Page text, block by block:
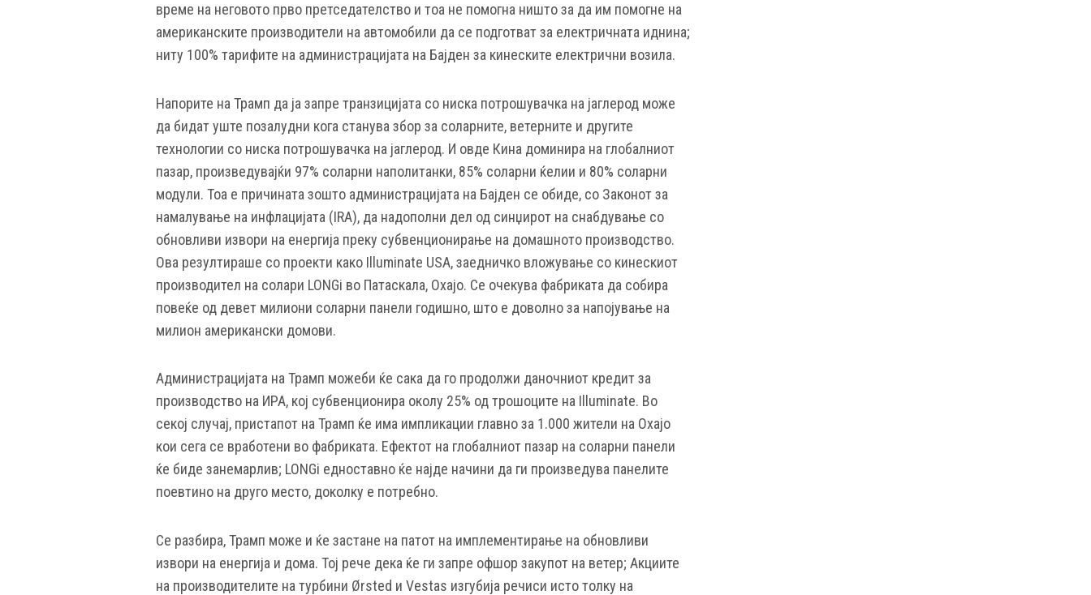
време на неговото прво претседателство и тоа не помогна ништо за да им помогне на
американските производители на автомобили да се подготват за електричната иднина;
ниту 100% тарифите на администрацијата на Бајден за кинеските електрични возила.
Напорите на Трамп да ја запре транзицијата со ниска потрошувачка на јаглерод може
да бидат уште позалудни кога станува збор за соларните, ветерните и другите
технологии со ниска потрошувачка на јаглерод. И овде Кина доминира на глобалниот
пазар, произведувајќи 97% соларни наполитанки, 85% соларни ќелии и 80% соларни
модули. Тоа е причината зошто администрацијата на Бајден се обиде, со Законот за
намалување на инфлацијата (IRA), да надополни дел од синџирот на снабдување со
обновливи извори на енергија преку субвенционирање на домашното производство.
Ова резултираше со проекти како Illuminate USA, заедничко вложување со кинескиот
производител на солари LONGi во Патаскала, Охајо. Се очекува фабриката да собира
повеќе од девет милиони соларни панели годишно, што е доволно за напојување на
милион американски домови.
Администрацијата на Трамп можеби ќе сака да го продолжи даночниот кредит за
производство на ИРА, кој субвенционира околу 25% од трошоците на Illuminate. Во
секој случај, пристапот на Трамп ќе има импликации главно за 1.000 жители на Охајо
кои сега се вработени во фабриката. Ефектот на глобалниот пазар на соларни панели
ќе биде занемарлив; LONGi едноставно ќе најде начини да ги произведува панелите
поевтино на друго место, доколку е потребно.
Се разбира, Трамп може и ќе застане на патот на имплементирање на обновливи
извори на енергија и дома. Тој рече дека ќе ги запре офшор закупот на ветер; Акциите
на производителите на турбини Ørsted и Vestas изгубија речиси исто толку на